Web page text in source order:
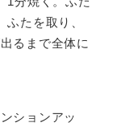
たを取り、
るまで全体に
ションアッ